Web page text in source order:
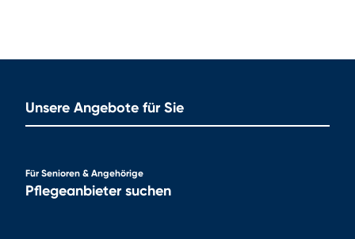
Unsere Angebote für Sie
Für Senioren & Angehörige
Pflegeanbieter suchen